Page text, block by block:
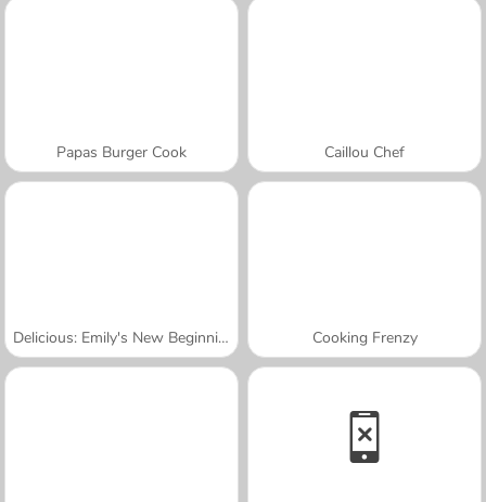
Papas Burger Cook Caillou Chef
Delicious: Emily's New Beginning Valentines Edition Cooking Frenzy